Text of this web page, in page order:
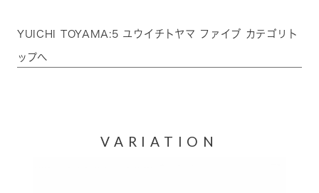
YUICHI TOYAMA:5 ユウイチトヤマ ファイブ カテゴリト
ップへ
VARIATION